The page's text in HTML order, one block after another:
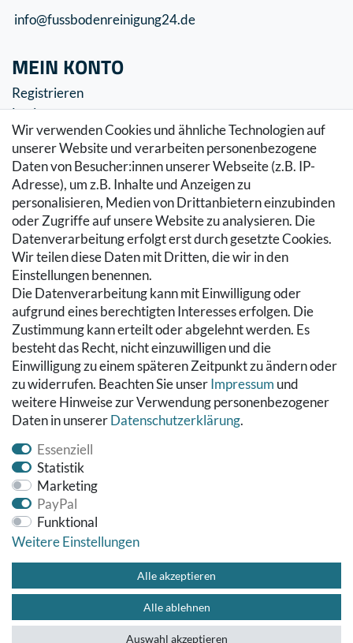
Wir verwenden Cookies und ähnliche Technologien auf
unserer Website und verarbeiten personenbezogene
Daten von Besucher:innen unserer Webseite (z.B. IP-
Adresse), um z.B. Inhalte und Anzeigen zu
personalisieren, Medien von Drittanbietern einzubinden
oder Zugriffe auf unsere Website zu analysieren. Die
Datenverarbeitung erfolgt erst durch gesetzte Cookies.
Wir teilen diese Daten mit Dritten, die wir in den
Einstellungen benennen.
Die Datenverarbeitung kann mit Einwilligung oder
aufgrund eines berechtigten Interesses erfolgen. Die
Zustimmung kann erteilt oder abgelehnt werden. Es
besteht das Recht, nicht einzuwilligen und die
Einwilligung zu einem späteren Zeitpunkt zu ändern oder
zu widerrufen. Beachten Sie unserImpressum und
weitere Hinweise zur Verwendung personenbezogener
Daten in unsererDaten­schutz­erklärung.
Essenziell
Statistik
Marketing
PayPal
Funktional
Weitere Einstellungen
Alle akzeptieren
Alle ablehnen
Auswahl akzeptieren
info@fussbodenreinigung24.de
MEIN KONTO
Registrieren
Login
SERVICE
Zahlung & Versand
Warenkorb
Zur Kasse
Hilfe
RECHTLICHES
Kontakt
Datenschutzerklärung
AGB
Impressum
Hinweise zur Batterieentsorgung
Widerrufs­recht
Vertrag widerrufen
© Copyright 2026 Fußbodenreinigung24 GmbH | Alle Rechte
Impressum Datenschutzerklärung